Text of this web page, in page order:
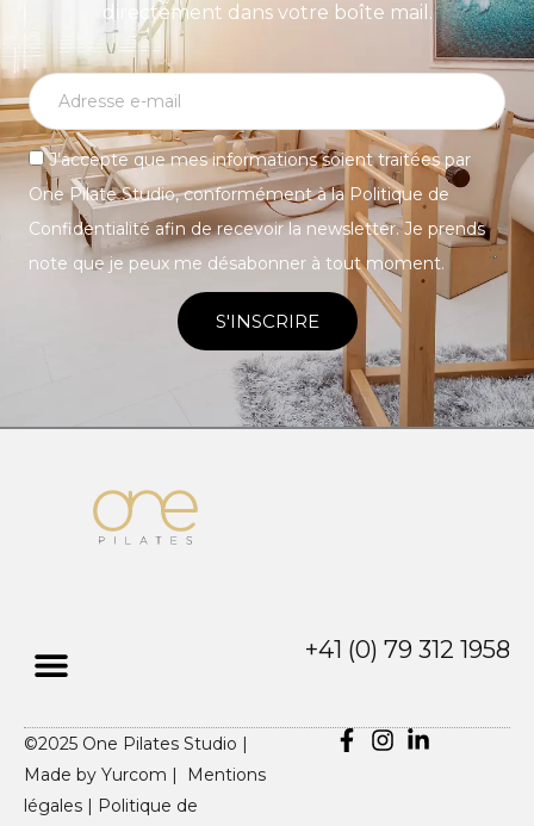
directement dans votre boîte mail.
J’accepte que mes informations soient traitées par
One Pilate Studio, conformément à la Politique de
Confidentialité afin de recevoir la newsletter. Je prends
note que je peux me désabonner à tout moment.
S'INSCRIRE
+41 (0) 79 312 1958
©2025 One Pilates Studio |
Made by Yurcom |
Mentions
légales | Politique de